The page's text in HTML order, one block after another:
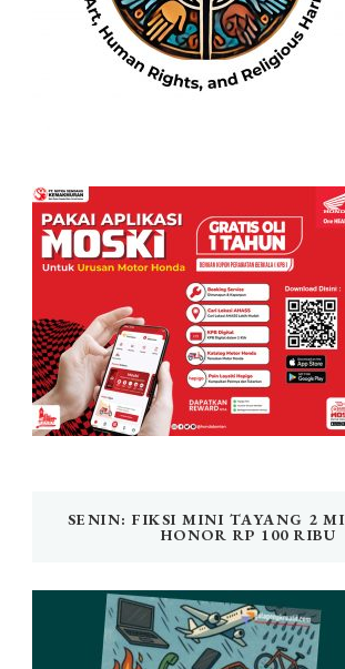
SENIN: FIKSI MINI TAYANG 2
HONOR RP 100 RIBU